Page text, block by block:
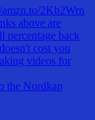
the Nordkap